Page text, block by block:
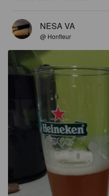
NESA VA
@ Honfleur